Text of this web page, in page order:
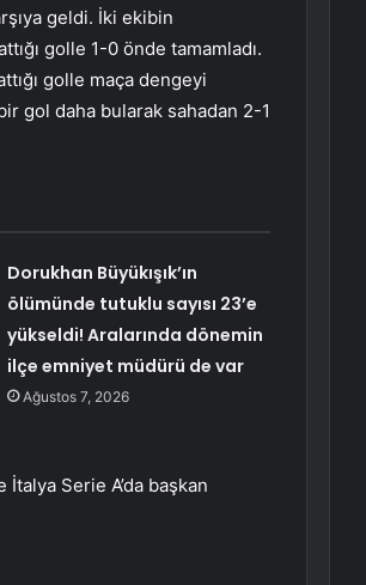
geldi. İki ekibin
golle 1-0 önde tamamladı.
golle maça dengeyi
gol daha bularak sahadan 2-1
Dorukhan Büyükışık’ın
ölümünde tutuklu sayısı 23’e
yükseldi! Aralarında dönemin
ilçe emniyet müdürü de var
Ağustos 7, 2026
İtalya Serie A’da başkan